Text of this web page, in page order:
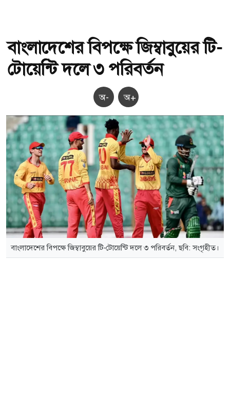
বাংলাদেশের বিপক্ষে জিম্বাবুয়ের টি-
টোয়েন্টি দলে ৩ পরিবর্তন
অ- অ+
বাংলাদেশের বিপক্ষে জিম্বাবুয়ের টি-টোয়েন্টি দলে ৩ পরিবর্তন, ছবি: সংগৃহীত।